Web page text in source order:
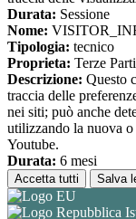
Durata: Sessione
Nome:
Tipologia: tecnico
Proprieta: Terze Parti
Descrizione: Questo
traccia delle
nei siti; può anche
utilizzando la nuova
Youtube.
Durata: 6 mesi
Accetta tutti Salva